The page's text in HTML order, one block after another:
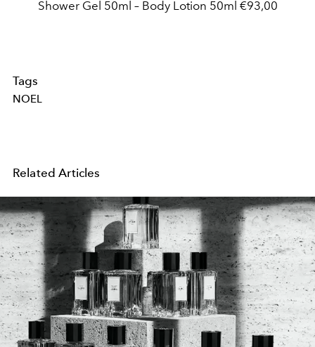
Shower Gel 50ml – Body Lotion 50ml €93,00
Tags
NOEL
Related Articles